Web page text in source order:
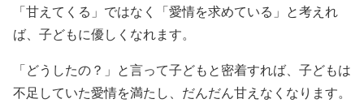
「甘えてくる」ではなく「愛情を求めている」と考えれ
ば、子どもに優しくなれます。
「どうしたの？」と言って子どもと密着すれば、子どもは
不足していた愛情を満たし、だんだん甘えなくなります。